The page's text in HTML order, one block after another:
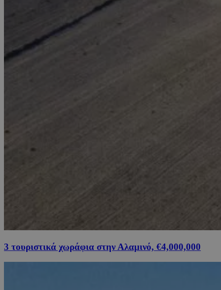
3 τουριστικά χωράφια στην Αλαμινό, €4,000,000